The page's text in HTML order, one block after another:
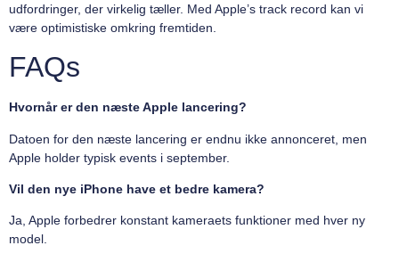
udfordringer, der virkelig tæller. Med Apple’s track record kan vi
være optimistiske omkring fremtiden.
FAQs
Hvornår er den næste Apple lancering?
Datoen for den næste lancering er endnu ikke annonceret, men
Apple holder typisk events i september.
Vil den nye iPhone have et bedre kamera?
Ja, Apple forbedrer konstant kameraets funktioner med hver ny
model.